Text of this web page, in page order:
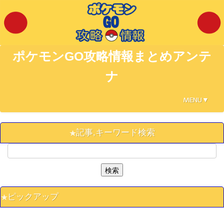
ポケモンGO攻略情報まとめアンテ
ナ
MENU▼
記事,キーワード検索
ピックアップ